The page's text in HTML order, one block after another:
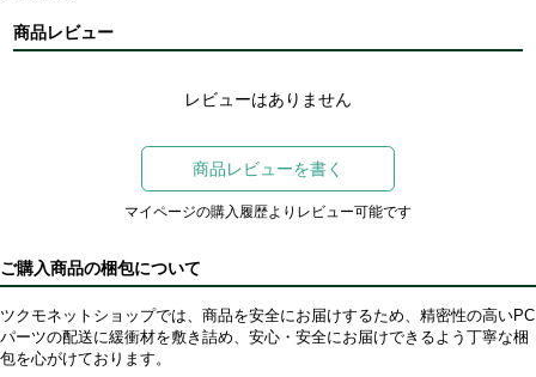
商品レビュー
レビューはありません
商品レビューを書く
マイページの購入履歴よりレビュー可能です
ご購入商品の梱包について
ツクモネットショップでは、商品を安全にお届けするため、精密性の高いPC
パーツの配送に緩衝材を敷き詰め、安心・安全にお届けできるよう丁寧な梱
包を心がけております。